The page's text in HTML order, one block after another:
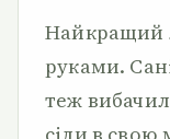
Найкращий
руками.
теж